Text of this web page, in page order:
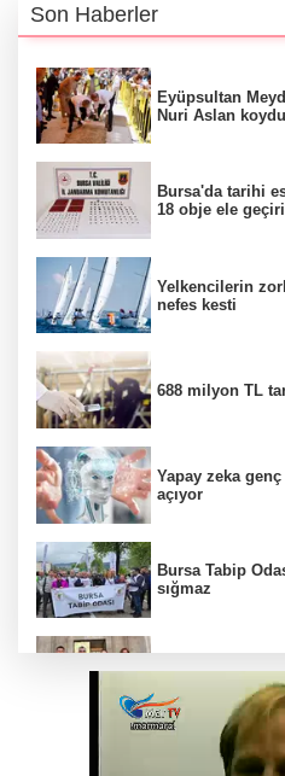
Son Haberler
Eyüpsultan
Nuri Aslan koydu
Bursa'da tarihi
18 obje ele
Yelkencilerin
nefes kesti
688 milyon TL
Yapay zeka
açıyor
Bursa Tabip
sığmaz
Hakkari'de JİHA